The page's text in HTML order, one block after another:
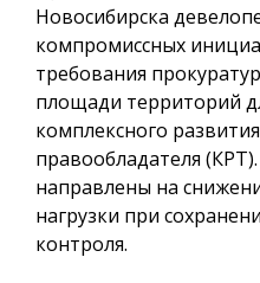
Новосибирска
компромиссных
требования
площади территорий
комплексного
правообладателя
направлены на
нагрузки при
контроля.